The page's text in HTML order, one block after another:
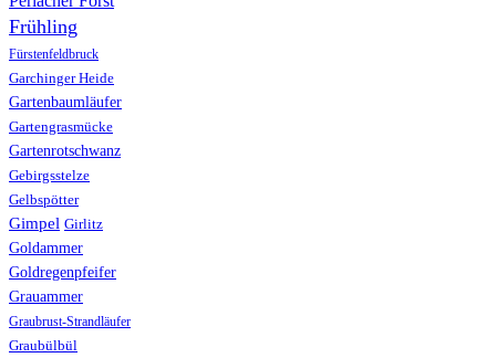
Frühling
Fürstenfeldbruck
Garchinger Heide
Gartenbaumläufer
Gartengrasmücke
Gartenrotschwanz
Gebirgsstelze
Gelbspötter
Gimpel Girlitz
Goldammer
Goldregenpfeifer
Grauammer
Graubrust-Strandläufer
Graubülbül